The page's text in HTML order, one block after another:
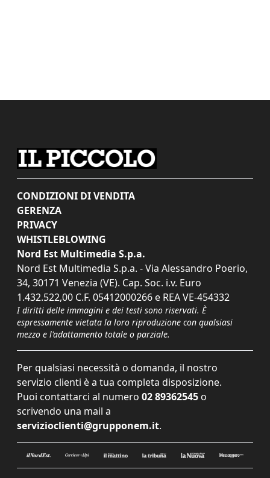
CONDIZIONI DI VENDITA
GERENZA
PRIVACY
WHISTLEBLOWING
Nord Est Multimedia S.p.a.
Nord Est Multimedia S.p.a. - Via Alessandro Poerio,
34, 30171 Venezia (VE). Cap. Soc. i.v. Euro
1.432.522,00 C.F. 05412000266 e REA VE-454332
I diritti delle immagini e dei testi sono riservati. È
espressamente vietata la loro riproduzione con qualsiasi
mezzo e l'adattamento totale o parziale.
Per qualsiasi necessità o domanda, il nostro
servizio clienti è a tua completa disposizione.
Puoi contattarci al numero 02 89362545 o
scrivendo una mail a
servizioclienti@grupponem.it.